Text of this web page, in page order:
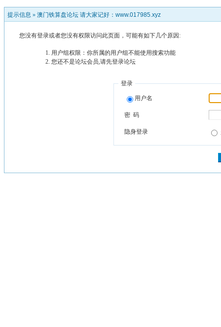
提示信息 » 澳门铁算盘论坛 请大家记好：www.017985.xyz
您没有登录或者您没有权限访问此页面，可能有如下几个原因:
用户组权限：你所属的用户组不能使用搜索功能
您还不是论坛会员,请先登录论坛
登录
用户名
密 码
隐身登录